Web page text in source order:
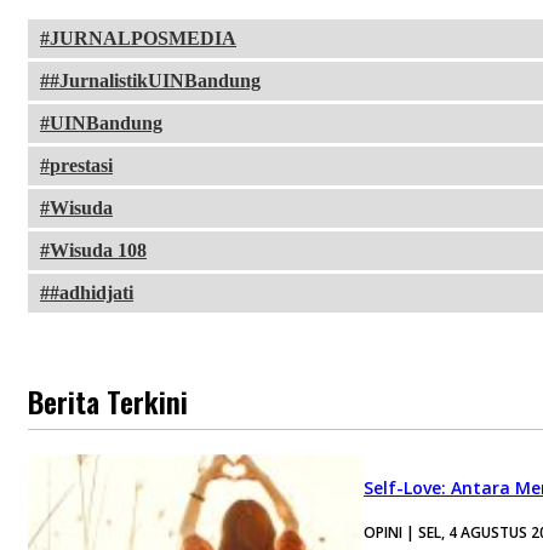
JURNALPOSMEDIA
#JurnalistikUINBandung
UINBandung
prestasi
Wisuda
Wisuda 108
#adhidjati
Berita Terkini
Self-Love: Antara
OPINI | SEL, 4 AGUSTUS